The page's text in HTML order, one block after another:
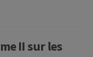
II sur les